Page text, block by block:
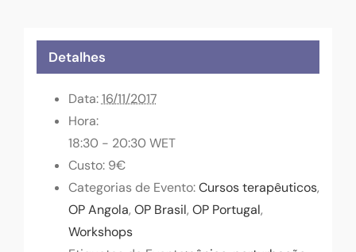
Detalhes
Data: 16/11/2017
Hora:
18:30 - 20:30 WET
Custo: 9€
Categorias de Evento: Cursos terapêuticos,
OP Angola, OP Brasil, OP Portugal,
Workshops